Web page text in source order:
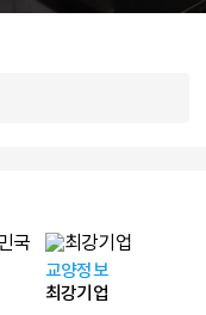
교양정보
최강기업